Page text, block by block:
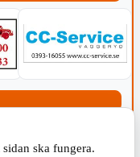
ska fungera.